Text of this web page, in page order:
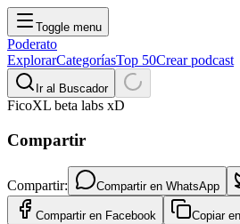
Toggle menu
Poderato
ExplorarCategoríasTop 50Crear podcast
Ir al Buscador
FicoXL beta labs xD
Compartir
Compartir: Compartir en WhatsApp
Compartir en Facebook Copiar